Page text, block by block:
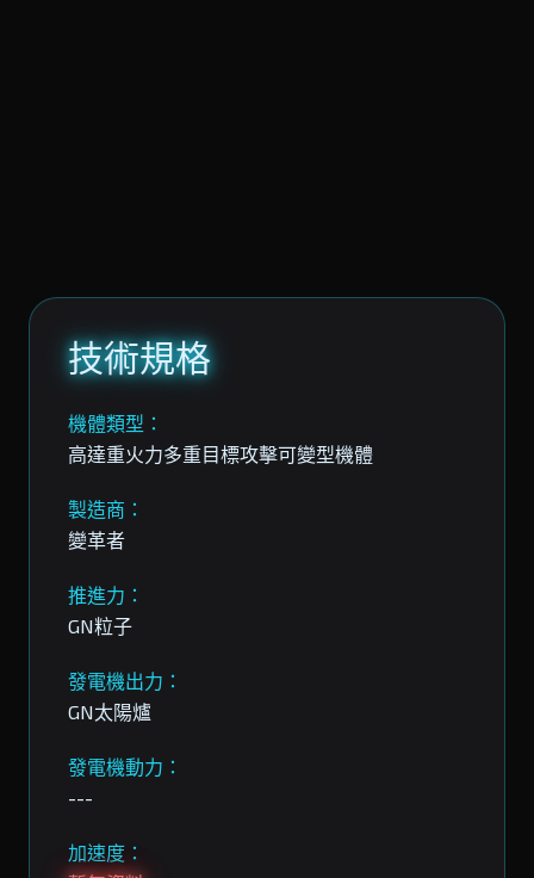
技術規格
機體類型：
高達重火力多重目標攻擊可變型機體
製造商：
變革者
推進力：
GN粒子
發電機出力：
GN太陽爐
發電機動力：
---
加速度：